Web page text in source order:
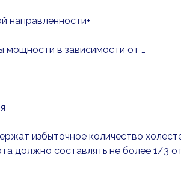
направленности+
мощности в зависимости от …
избыточное количество
должно составлять не более 1/3